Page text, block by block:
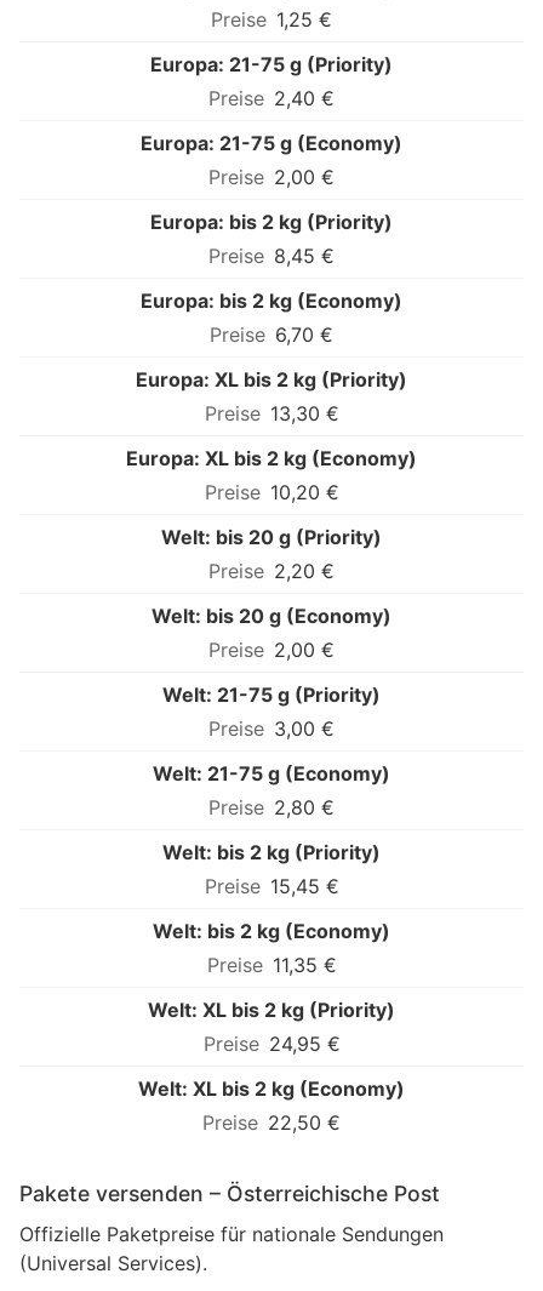
1,25 €
Europa: 21-75 g (Priority)
2,40 €
Europa: 21-75 g (Economy)
2,00 €
Europa: bis 2 kg (Priority)
8,45 €
Europa: bis 2 kg (Economy)
6,70 €
Europa: XL bis 2 kg (Priority)
13,30 €
Europa: XL bis 2 kg (Economy)
10,20 €
Welt: bis 20 g (Priority)
2,20 €
Welt: bis 20 g (Economy)
2,00 €
Welt: 21-75 g (Priority)
3,00 €
Welt: 21-75 g (Economy)
2,80 €
Welt: bis 2 kg (Priority)
15,45 €
Welt: bis 2 kg (Economy)
11,35 €
Welt: XL bis 2 kg (Priority)
24,95 €
Welt: XL bis 2 kg (Economy)
22,50 €
Pakete versenden – Österreichische Post
Offizielle Paketpreise für nationale Sendungen
(Universal Services).